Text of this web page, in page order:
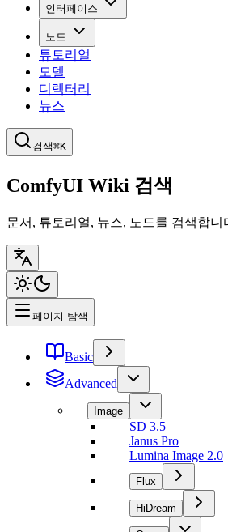
인터페이스
노드
튜토리얼
모델
디렉터리
뉴스
검색⌘K
ComfyUI Wiki 검색
문서, 튜토리얼, 뉴스, 노드를 검색합니
페이지 탐색
Basic
Advanced
Image
SD 3.5
Janus Pro
Lumina Image 2.0
Flux
HiDream